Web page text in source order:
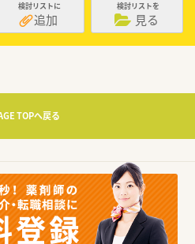
検討リストに
追加
検討リストを
見る
TOPへ戻る